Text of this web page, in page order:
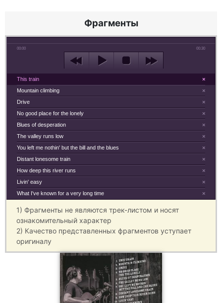
Фрагменты
00:00 00:30
×
This train
×
Mountain climbing
×
Drive
×
No good place for the lonely
×
Blues of desperation
×
The valley runs low
×
You left me nothin' but the bill and the blues
×
Distant lonesome train
×
How deep this river runs
×
Livin' easy
×
What I've known for a very long time
1) Фрагменты не являются трек-листом и носят
ознакомительный характер
2) Качество представленных фрагментов уступает
оригиналу